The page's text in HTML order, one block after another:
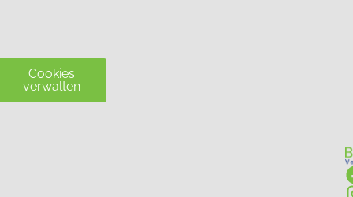
Cookies
verwalten